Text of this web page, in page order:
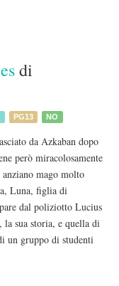
di
PG13 NO
da Azkaban dopo
però miracolosamente
mago molto
Luna, figlia di
dal poliziotto Lucius
sua storia, e quella di
un gruppo di studenti